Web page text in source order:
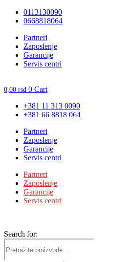
Skočite0113130090
0668818064
Partneri
Zaposlenje
Garancije
Servis centri
0,00 rsd 0 Cart
+381 11 313 0090
+381 66 8818 064
Partneri
Zaposlenje
Garancije
Servis centri
Partneri
Zaposlenje
Garancije
Servis centri
Search for:
Unesite ovde tekst naslova